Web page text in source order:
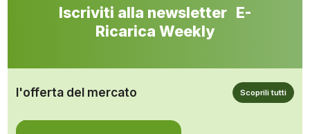
Iscriviti alla newsletter E-
Ricarica Weekly
l'offerta del mercato Scoprili tutti